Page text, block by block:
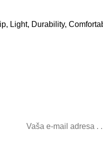
Light, Durability,